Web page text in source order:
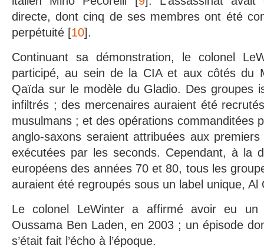
directe, dont cinq de ses membres ont été
perpétuité [10].
Continuant sa démonstration, le colonel
participé, au sein de la CIA et aux côtés du
Qaïda sur le modèle du Gladio. Des groupes
infiltrés ; des mercenaires auraient été
musulmans ; et des opérations commanditées
anglo-saxons seraient attribuées aux premiers
exécutées par les seconds. Cependant, à la
européens des années 70 et 80, tous les
auraient été regroupés sous un label unique, Al
Le colonel LeWinter a affirmé avoir eu un
Oussama Ben Laden, en 2003 ; un épisode
s’était fait l’écho à l’époque.